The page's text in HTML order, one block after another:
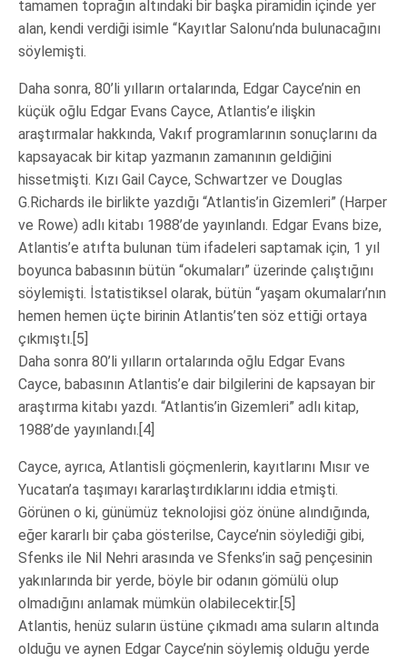
tamamen toprağın altındaki bir başka piramidin içinde yer
alan, kendi verdiği isimle “Kayıtlar Salonu’nda bulunacağını
söylemişti.
Daha sonra, 80’li yılların ortalarında, Edgar Cayce’nin en
küçük oğlu Edgar Evans Cayce, Atlantis’e ilişkin
araştırmalar hakkında, Vakıf programlarının sonuçlarını da
kapsayacak bir kitap yazmanın zamanının geldiğini
hissetmişti. Kızı Gail Cayce, Schwartzer ve Douglas
G.Richards ile birlikte yazdığı “Atlantis’in Gizemleri” (Harper
ve Rowe) adlı kitabı 1988’de yayınlandı. Edgar Evans bize,
Atlantis’e atıfta bulunan tüm ifadeleri saptamak için, 1 yıl
boyunca babasının bütün “okumaları” üzerinde çalıştığını
söylemişti. İstatistiksel olarak, bütün “yaşam okumaları’nın
hemen hemen üçte birinin Atlantis’ten söz ettiği ortaya
çıkmıştı.[5]
Daha sonra 80’li yılların ortalarında oğlu Edgar Evans
Cayce, babasının Atlantis’e dair bilgilerini de kapsayan bir
araştırma kitabı yazdı. “Atlantis’in Gizemleri” adlı kitap,
1988’de yayınlandı.[4]
Cayce, ayrıca, Atlantisli göçmenlerin, kayıtlarını Mısır ve
Yucatan’a taşımayı kararlaştırdıklarını iddia etmişti.
Görünen o ki, günümüz teknolojisi göz önüne alındığında,
eğer kararlı bir çaba gösterilse, Cayce’nin söylediği gibi,
Sfenks ile Nil Nehri arasında ve Sfenks’in sağ pençesinin
yakınlarında bir yerde, böyle bir odanın gömülü olup
olmadığını anlamak mümkün olabilecektir.[5]
Atlantis, henüz suların üstüne çıkmadı ama suların altında
olduğu ve aynen Edgar Cayce’nin söylemiş olduğu yerde